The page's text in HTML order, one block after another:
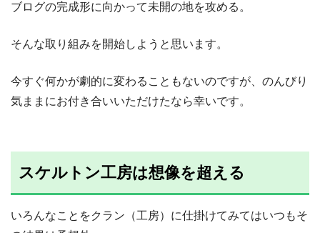
ブログの完成形に向かって未開の地を攻める。
そんな取り組みを開始しようと思います。
今すぐ何かが劇的に変わることもないのですが、のんびり
気ままにお付き合いいただけたなら幸いです。
スケルトン工房は想像を超える
いろんなことをクラン（工房）に仕掛けてみてはいつもそ